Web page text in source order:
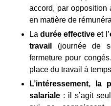
accord, par
en matière de
Ladurée effective et l’
travail (journée de
fermeture pour
place du travail à
L’intéressement, la
salariale : il s’agit